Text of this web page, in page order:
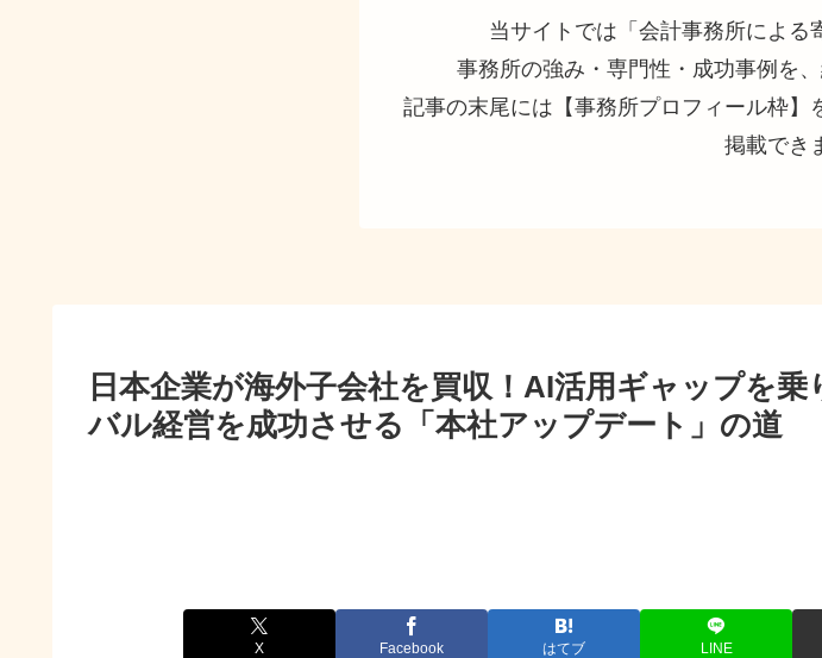
当サイトでは「会計事務所による
事務所の強み・専門性・成功事例を
記事の末尾には【事務所プロフィール枠
掲載でき
日本企業が海外子会社を買収！AI活用ギャップを乗
バル経営を成功させる「本社アップデート」の道
X Facebook はてブ LINE